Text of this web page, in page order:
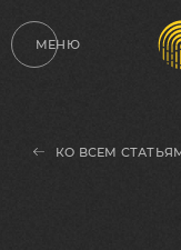
МЕНЮ
КО ВСЕМ